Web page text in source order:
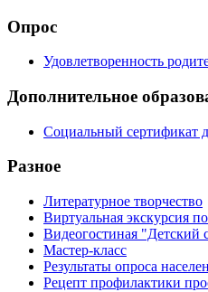
Опрос
Удовлетворенность
Дополнительное
Социальный сертификат
Разное
Литературное творчество
Виртуальная экскурсия
Видеогостиная "Детский
Мастер-класс
Результаты опроса
Рецепт профилактики